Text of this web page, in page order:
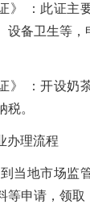
》 ：此证主
设备卫生等
》 ：开设奶
。
办理流程
当地市场监
等申请，领取